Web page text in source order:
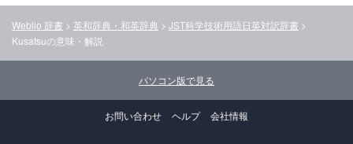
Weblio 辞書 > 英和辞典・和英辞典 > JST科学技術用語日英対訳辞書 >
Kusatsuの意味・解説
パソコン版で見る
お問い合わせ ヘルプ 会社情報